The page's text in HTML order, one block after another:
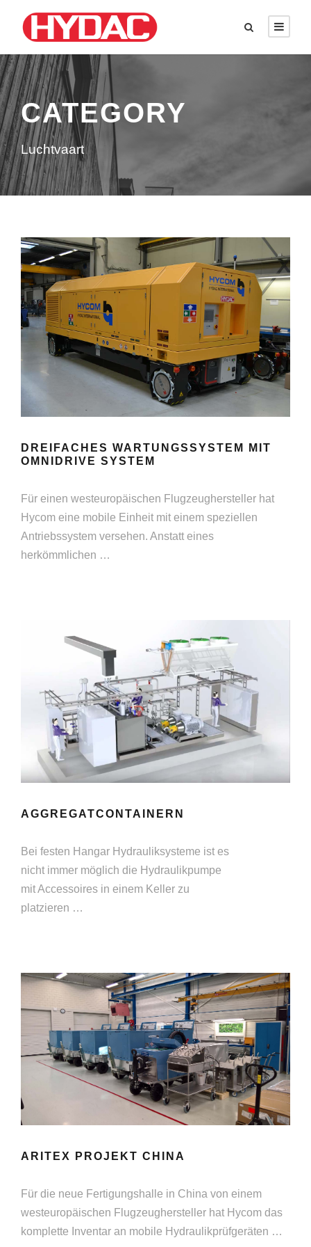
CATEGORY
Luchtvaart
DREIFACHES WARTUNGSSYSTEM MIT
OMNIDRIVE SYSTEM
Für einen westeuropäischen Flugzeughersteller hat
Hycom eine mobile Einheit mit einem speziellen
Antriebssystem versehen. Anstatt eines
herkömmlichen …
AGGREGATCONTAINERN
Bei festen Hangar Hydrauliksysteme ist es
nicht immer möglich die Hydraulikpumpe
mit Accessoires in einem Keller zu
platzieren …
ARITEX PROJEKT CHINA
Für die neue Fertigungshalle in China von einem
westeuropäischen Flugzeughersteller hat Hycom das
komplette Inventar an mobile Hydraulikprüfgeräten …